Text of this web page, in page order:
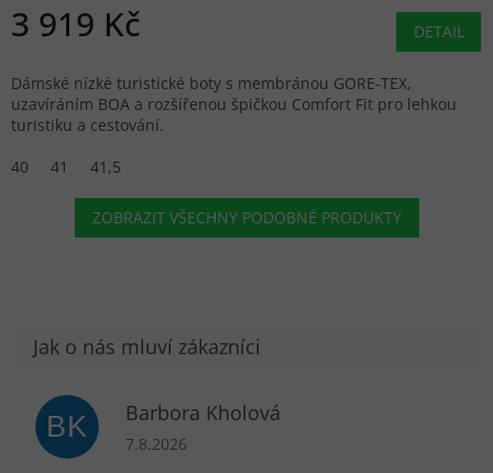
3 919 Kč DETAIL
Dámské nízké turistické boty s membránou GORE-TEX,
uzavíráním BOA a rozšířenou špičkou Comfort Fit pro lehkou
turistiku a cestování.
40
41 41,5
ZOBRAZIT VŠECHNY PODOBNÉ PRODUKTY
BK Barbora Kholová
Hodnocení obchodu je 5 z 5 hvězdiček.
7.8.2026